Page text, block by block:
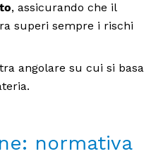
, assicurando che il
superi sempre i rischi
angolare su cui si basa
normativa